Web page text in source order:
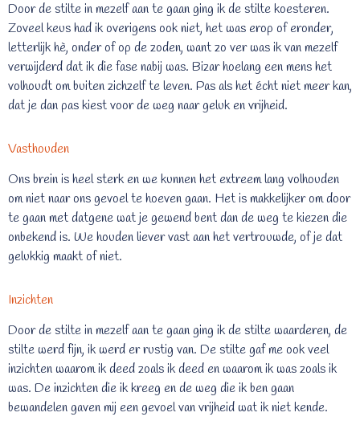
Door de stilte in mezelf aan te gaan ging ik de stilte koesteren.
Zoveel keus had ik overigens ook niet, het was erop of eronder,
letterlijk hè, onder of op de zoden, want zo ver was ik van mezelf
verwijderd dat ik die fase nabij was. Bizar hoelang een mens het
volhoudt om buiten zichzelf te leven. Pas als het écht niet meer kan,
dat je dan pas kiest voor de weg naar geluk en vrijheid.
Vasthouden
Ons brein is heel sterk en we kunnen het extreem lang volhouden
om niet naar ons gevoel te hoeven gaan. Het is makkelijker om door
te gaan met datgene wat je gewend bent dan de weg te kiezen die
onbekend is. We houden liever vast aan het vertrouwde, of je dat
gelukkig maakt of niet.
Inzichten
Door de stilte in mezelf aan te gaan ging ik de stilte waarderen, de
stilte werd fijn, ik werd er rustig van. De stilte gaf me ook veel
inzichten waarom ik deed zoals ik deed en waarom ik was zoals ik
was. De inzichten die ik kreeg en de weg die ik ben gaan
bewandelen gaven mij een gevoel van vrijheid wat ik niet kende.